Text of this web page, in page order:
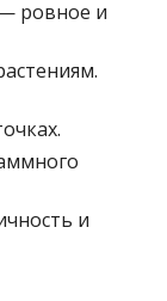
ровное и
и